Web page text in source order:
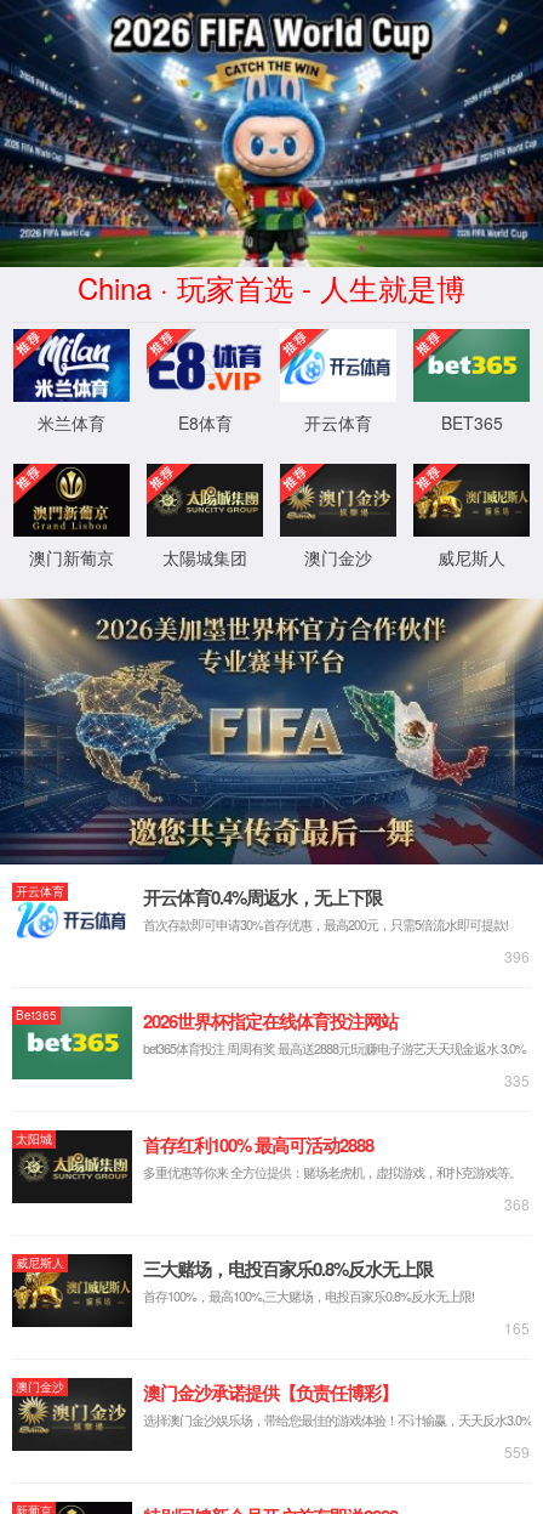
金沙js93252(Macau)集团有限公司-
股票代码 300292
首页